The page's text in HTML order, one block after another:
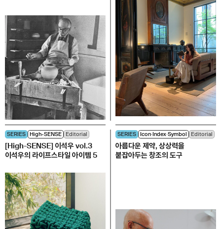
SERIES High-SENSE Editorial
[High-SENSE] 이석우 vol.3
이석우의 라이프스타일 아이템 5
SERIES Icon∙Index∙Symbol Editorial
아름다운 제약, 상상력을
붙잡아두는 창조의 도구